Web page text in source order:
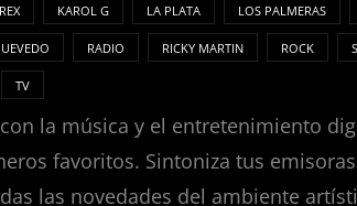
KAROL G LA PLATA LOS PALMERAS
RADIO RICKY MARTIN ROCK
TV
la música y el entretenimiento
favoritos. Sintoniza tus
las novedades del ambiente